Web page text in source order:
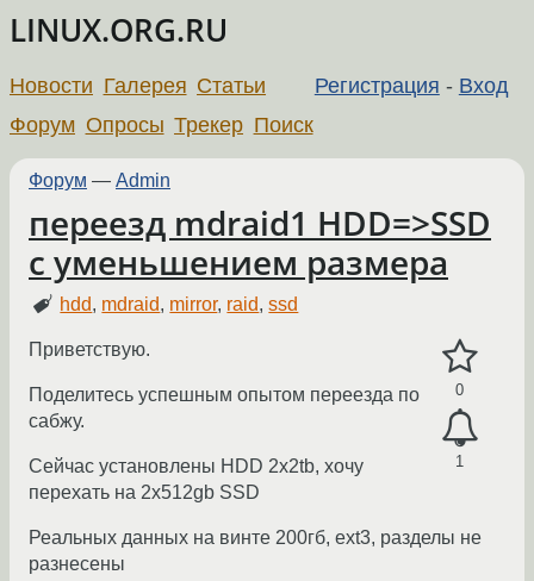
LINUX.ORG.RU
Регистрация - Вход
Новости Галерея Статьи
Форум Опросы Трекер Поиск
Форум — Admin
переезд mdraid1 HDD=>SSD
с уменьшением размера
hdd, mdraid, mirror, raid,ssd
0
1
Приветствую.
Поделитесь успешным опытом переезда по
сабжу.
Сейчас установлены HDD 2x2tb, хочу
перехать на 2х512gb SSD
Реальных данных на винте 200гб, ext3, разделы не
разнесены